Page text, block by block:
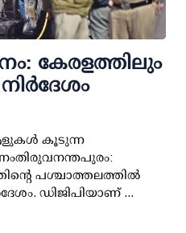
കേരളത്തിലും
കൂടുന്ന
പശ്ചാത്തലത്തില്‍
ഡിജിപിയാണ് ...